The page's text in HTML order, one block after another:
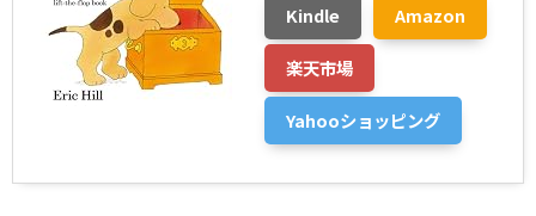
Kindle Amazon
楽天市場
Yahooショッピング